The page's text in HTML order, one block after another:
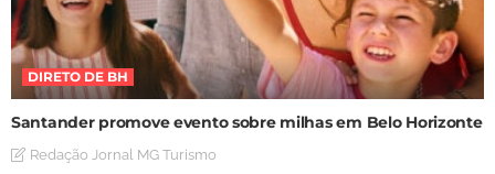
DIRETO DE BH
Santander promove evento sobre milhas em Belo Horizonte
Redação Jornal MG Turismo